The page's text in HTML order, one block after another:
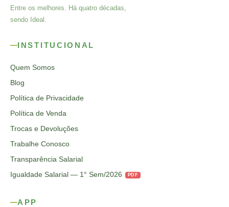
Entre os melhores. Há quatro décadas,
sendo Ideal.
INSTITUCIONAL
Quem Somos
Blog
Política de Privacidade
Política de Venda
Trocas e Devoluções
Trabalhe Conosco
Transparência Salarial
Igualdade Salarial — 1° Sem/2026
PDF
APP